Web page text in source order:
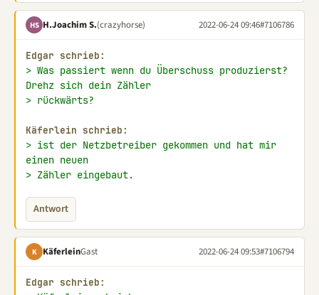
HS H.Joachim S.(crazyhorse) 2022-06-24 09:46#7106786
Edgar schrieb:
> Was passiert wenn du Überschuss produzierst?
Drehz sich dein Zähler
> rückwärts?
Käferlein schrieb:
> ist der Netzbetreiber gekommen und hat mir
einen neuen
> Zähler eingebaut.
Antwort
K KäferleinGast 2022-06-24 09:53#7106794
Edgar schrieb: